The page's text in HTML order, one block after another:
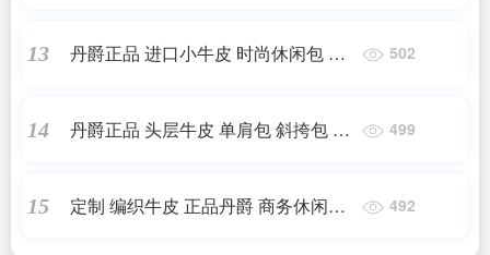
13
丹爵正品 进口小牛皮 时尚休闲包 单
502
14
丹爵正品 头层牛皮 单肩包 斜挎包 潮
499
15
定制 编织牛皮 正品丹爵 商务休闲包
492